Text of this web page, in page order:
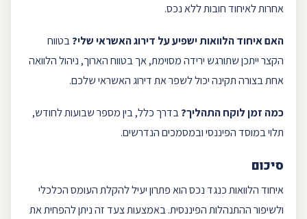
אחרות לאיחוד חובות ללא נכס.
האם איחוד הלוואות ישפיע על דירוג האשראי שלי?בטווח
הקצר ייתכן שתורגש ירידה מסוימת, אך בטווח הארוך, ניהול הלוואה
אחת בצורה תקינה יכול לשפר את דירוג האשראי שלכם.
כמה זמן לוקח התהליך?בדרך כלל, בין מספר שבועות לחודש,
תלוי במוסד הפיננסי ובמסמכים הנדרשים.
סיכום
איחוד הלוואות כנגד נכס הוא פתרון יעיל להקלת העומס הכלכלי
ולשיפור ההתנהלות הפיננסית. באמצעות צעד זה ניתן להפחית את